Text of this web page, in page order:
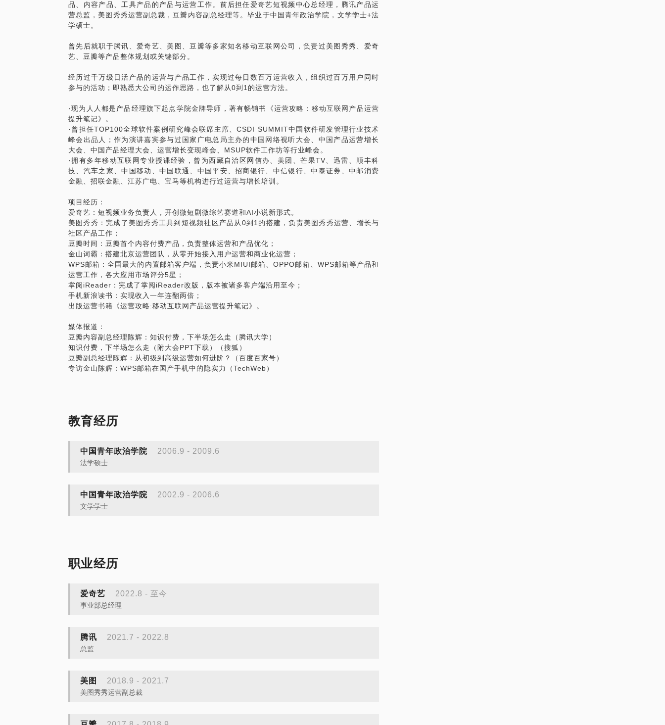
PS：希望在申请约见时，可以明确描述从业经验和背景，以及想要交流探讨的具体话
题。
词霸、WPS邮箱、豆瓣、美图等产品。经历过千万级日活产品的运营与产品工作，实现
过每日数百万运营收入，组织过百万用户同时参与的活动；即熟悉大公司的运作思路，
也了解从0到1的运营方法。现为人人都是产品经理旗下起点学院金牌导师，著有畅销书
PS：希望在申请约见时，可以明确描述从业经验和背景，以及想要交流探讨的具体话
营副总裁。曾先后就职于新浪、掌阅、金山、豆瓣等多家知名移动互联网公司，历任运
营经理、运营总监、产品总监、副总经理等职，负责过新浪读书、掌阅iReader、金山
词霸、WPS邮箱、豆瓣、美图等产品。经历过千万级日活产品的运营与产品工作，实现
也了解从0到1的运营方法。现为人人都是产品经理旗下起点学院金牌导师，著有畅销书
《运营攻略：移动互联网产品运营提升笔记》。
PS：希望在申请约见时，可以明确描述从业经验和背景，以及想要交流探讨的具体话
题；我们可以在有限时间内有针对性地解决问题。
品、内容产品、工具产品的产品与运营工作。前后担任爱奇艺短视频中心总经理，腾讯产品运
营总监，美图秀秀运营副总裁，豆瓣内容副总经理等。毕业于中国青年政治学院，文学学士+法
学硕士。
曾先后就职于腾讯、爱奇艺、美图、豆瓣等多家知名移动互联网公司，负责过美图秀秀、爱奇
艺、豆瓣等产品整体规划或关键部分。
经历过千万级日活产品的运营与产品工作，实现过每日数百万运营收入，组织过百万用户同时
参与的活动；即熟悉大公司的运作思路，也了解从0到1的运营方法。​
·现为人人都是产品经理旗下起点学院金牌导师，著有畅销书《运营攻略：移动互联网产品运营
提升笔记》。
·曾担任TOP100全球软件案例研究峰会联席主席、CSDI SUMMIT中国软件研发管理行业技术
峰会出品人；作为演讲嘉宾参与过国家广电总局主办的中国网络视听大会、中国产品运营增长
大会、中国产品经理大会、运营增长变现峰会、MSUP软件工作坊等行业峰会。
·拥有多年移动互联网专业授课经验，曾为西藏自治区网信办、美团、芒果TV、迅雷、顺丰科
技、汽车之家、中国移动、中国联通、中国平安、招商银行、中信银行、中泰证券、中邮消费
金融、招联金融、江苏广电、宝马等机构进行过运营与增长培训。
项目经历：
爱奇艺：短视频业务负责人，开创微短剧微综艺赛道和AI小说新形式。
美图秀秀：完成了美图秀秀工具到短视频社区产品从0到1的搭建，负责美图秀秀运营、增长与
社区产品工作；
豆瓣时间：豆瓣首个内容付费产品，负责整体运营和产品优化；
金山词霸：搭建北京运营团队，从零开始接入用户运营和商业化运营；
WPS邮箱：全国最大的内置邮箱客户端，负责小米MIUI邮箱、OPPO邮箱、WPS邮箱等产品和
运营工作，各大应用市场评分5星；
掌阅iReader：完成了掌阅iReader改版，版本被诸多客户端沿用至今；
手机新浪读书：实现收入一年连翻两倍；
出版运营书籍《运营攻略:移动互联网产品运营提升笔记》。
媒体报道：
豆瓣内容副总经理陈辉：知识付费，下半场怎么走（腾讯大学）
知识付费，下半场怎么走（附大会PPT下载）（搜狐）
豆瓣副总经理陈辉：从初级到高级运营如何进阶？（百度百家号）
专访金山陈辉：WPS邮箱在国产手机中的隐实力（TechWeb）
教育经历
中国青年政治学院 2006.9 - 2009.6
法学硕士
中国青年政治学院 2002.9 - 2006.6
文学学士
职业经历
爱奇艺 2022.8 - 至今
事业部总经理
腾讯 2021.7 - 2022.8
总监
美图 2018.9 - 2021.7
美图秀秀运营副总裁